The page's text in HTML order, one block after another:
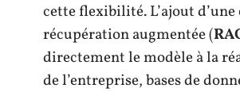
cette flexibilité. L’ajout d’une
récupération augmentée (
directement le modèle à la
de l’entreprise, bases de